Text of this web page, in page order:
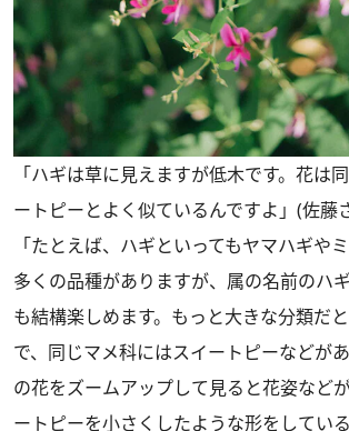
「ハギは草に見えますが低木です。花は
ートピーとよく似ているんですよ」(佐藤
「たとえば、ハギといってもヤマハギや
多くの品種がありますが、属の名前のハ
も結構楽しめます。もっと大きな分類だ
で、同じマメ科にはスイートピーなどが
の花をズームアップして見ると花姿など
ートピーを小さくしたような形をしている